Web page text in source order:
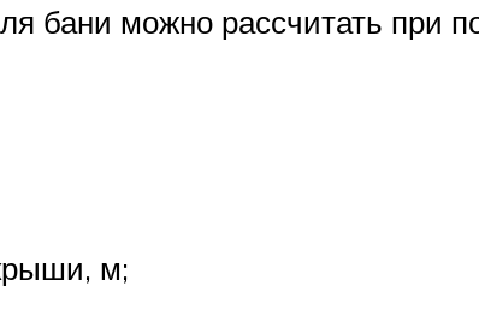
бани можно рассчитать
м;